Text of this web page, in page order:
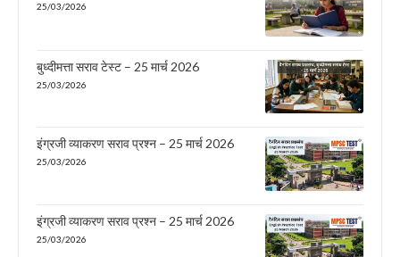
25/03/2026
बुध्दीमत्ता सराव टेस्ट – 25 मार्च 2026
25/03/2026
इंग्रजी व्याकरण सराव प्रश्न – 25 मार्च 2026
25/03/2026
इंग्रजी व्याकरण सराव प्रश्न – 25 मार्च 2026
25/03/2026